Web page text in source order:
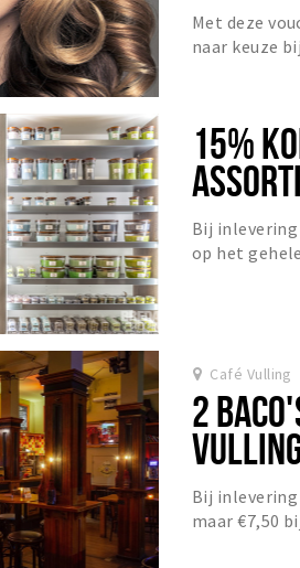
Met deze
naar keuze
15%
Bij
op het
Café Vulling
2
Bij inlevering
maar €7,50